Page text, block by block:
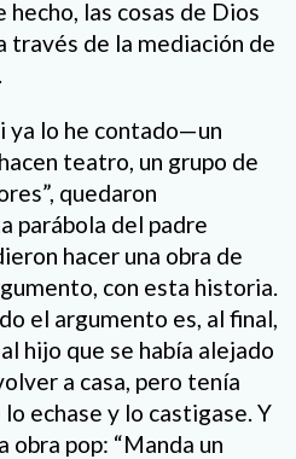
las cosas de Dios
través de la mediación de
ya lo he contado—un
teatro, un grupo de
quedaron
parábola del padre
hacer una obra de
con esta historia.
el argumento es, al final,
hijo que se había alejado
a casa, pero tenía
echase y lo castigase. Y
obra pop: “Manda un